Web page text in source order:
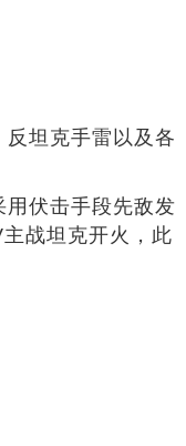
坦克手雷以及各
伏击手段先敌发
战坦克开火，此